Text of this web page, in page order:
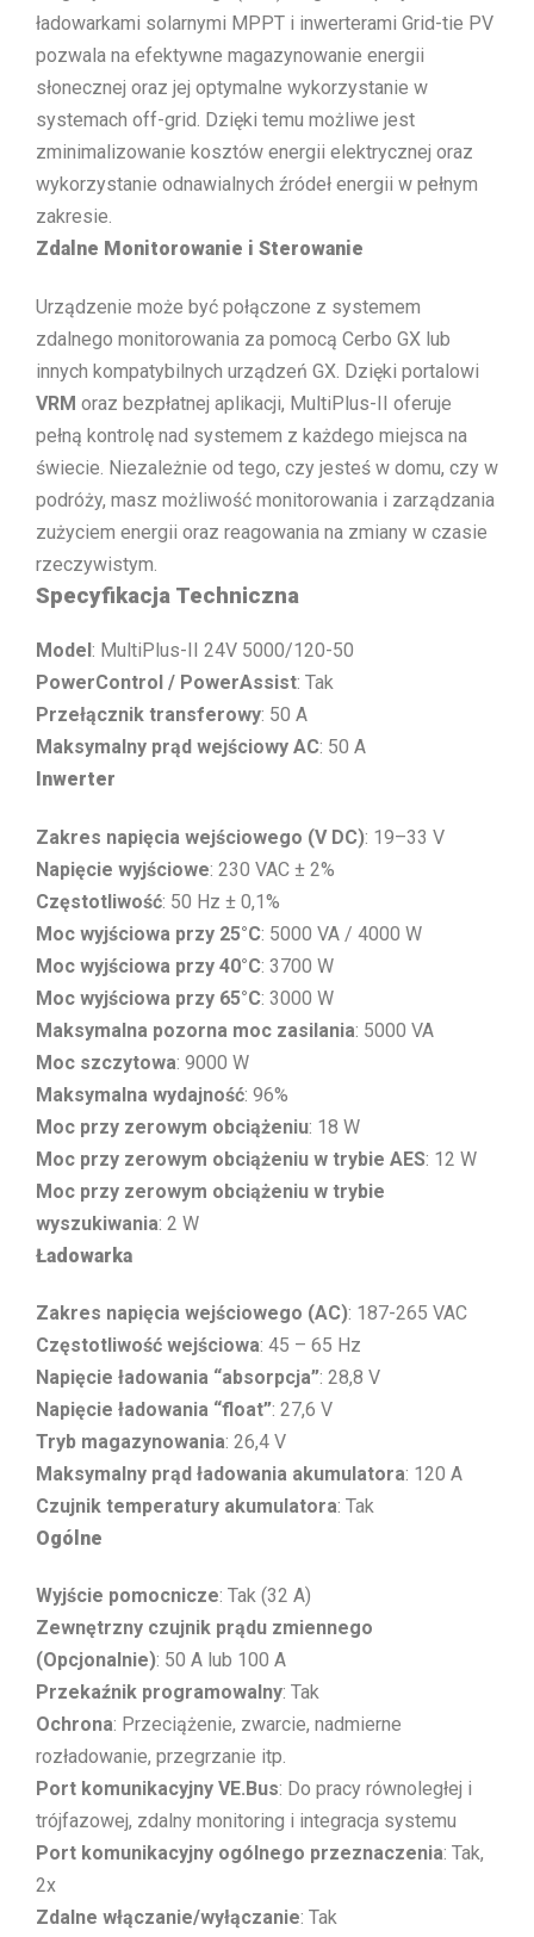
ładowarkami solarnymi MPPT i inwerterami Grid-tie PV
pozwala na efektywne magazynowanie energii
słonecznej oraz jej optymalne wykorzystanie w
systemach off-grid. Dzięki temu możliwe jest
zminimalizowanie kosztów energii elektrycznej oraz
wykorzystanie odnawialnych źródeł energii w pełnym
zakresie.
Zdalne Monitorowanie i Sterowanie
Urządzenie może być połączone z systemem
zdalnego monitorowania za pomocą Cerbo GX lub
innych kompatybilnych urządzeń GX. Dzięki portalowi
VRM oraz bezpłatnej aplikacji, MultiPlus-II oferuje
pełną kontrolę nad systemem z każdego miejsca na
świecie. Niezależnie od tego, czy jesteś w domu, czy w
podróży, masz możliwość monitorowania i zarządzania
zużyciem energii oraz reagowania na zmiany w czasie
rzeczywistym.
Specyfikacja Techniczna
Model : MultiPlus-II 24V 5000/120-50
PowerControl / PowerAssist: Tak
Przełącznik transferowy: 50 A
Maksymalny prąd wejściowy AC: 50 A
Inwerter
Zakres napięcia wejściowego (V DC): 19–33 V
Napięcie wyjściowe: 230 VAC ± 2%
Częstotliwość: 50 Hz ± 0,1%
Moc wyjściowa przy 25°C: 5000 VA / 4000 W
Moc wyjściowa przy 40°C: 3700 W
Moc wyjściowa przy 65°C: 3000 W
Maksymalna pozorna moc zasilania: 5000 VA
Moc szczytowa: 9000 W
Maksymalna wydajność: 96%
Moc przy zerowym obciążeniu: 18 W
Moc przy zerowym obciążeniu w trybie AES: 12 W
Moc przy zerowym obciążeniu w trybie
wyszukiwania: 2 W
Ładowarka
Zakres napięcia wejściowego (AC): 187-265 VAC
Częstotliwość wejściowa: 45 – 65 Hz
Napięcie ładowania “absorpcja”: 28,8 V
Napięcie ładowania “float”: 27,6 V
Tryb magazynowania: 26,4 V
Maksymalny prąd ładowania akumulatora: 120 A
Czujnik temperatury akumulatora: Tak
Ogólne
Wyjście pomocnicze: Tak (32 A)
Zewnętrzny czujnik prądu zmiennego
(Opcjonalnie): 50 A lub 100 A
Przekaźnik programowalny: Tak
Ochrona: Przeciążenie, zwarcie, nadmierne
rozładowanie, przegrzanie itp.
Port komunikacyjny VE.Bus: Do pracy równoległej i
trójfazowej, zdalny monitoring i integracja systemu
Port komunikacyjny ogólnego przeznaczenia: Tak,
2x
Zdalne włączanie/wyłączanie: Tak